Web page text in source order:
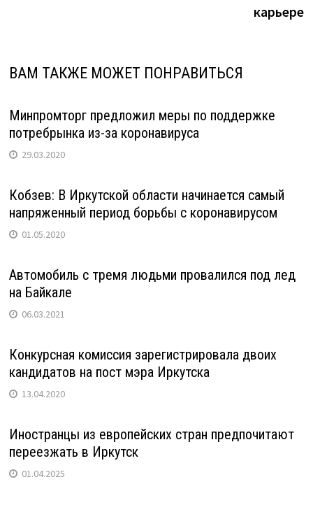
карьере
ВАМ ТАКЖЕ МОЖЕТ ПОНРАВИТЬСЯ
Минпромторг предложил меры по поддержке
потребрынка из-за коронавируса
29.03.2020
Кобзев: В Иркутской области начинается самый
напряженный период борьбы с коронавирусом
01.05.2020
Автомобиль с тремя людьми провалился под лед
на Байкале
06.03.2021
Конкурсная комиссия зарегистрировала двоих
кандидатов на пост мэра Иркутска
13.04.2020
Иностранцы из европейских стран предпочитают
переезжать в Иркутск
01.04.2025